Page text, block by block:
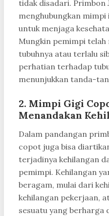
tidak disadari. Primbon
menghubungkan
untuk menjaga
Mungkin pemimpi telah
tubuhnya atau terlalu
perhatian terhadap
menunjukkan tanda-
2. Mimpi Gigi
Menandakan
Dalam pandangan
copot juga bisa
terjadinya kehilangan
pemimpi. Kehilangan
beragam, mulai dari
kehilangan pekerjaan,
sesuatu yang berharga